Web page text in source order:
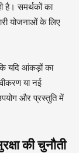
है। समर्थकों का
योजनाओं के लिए
यदि आंकड़ों का
या नई
और प्रस्तुति में
की चुनौती